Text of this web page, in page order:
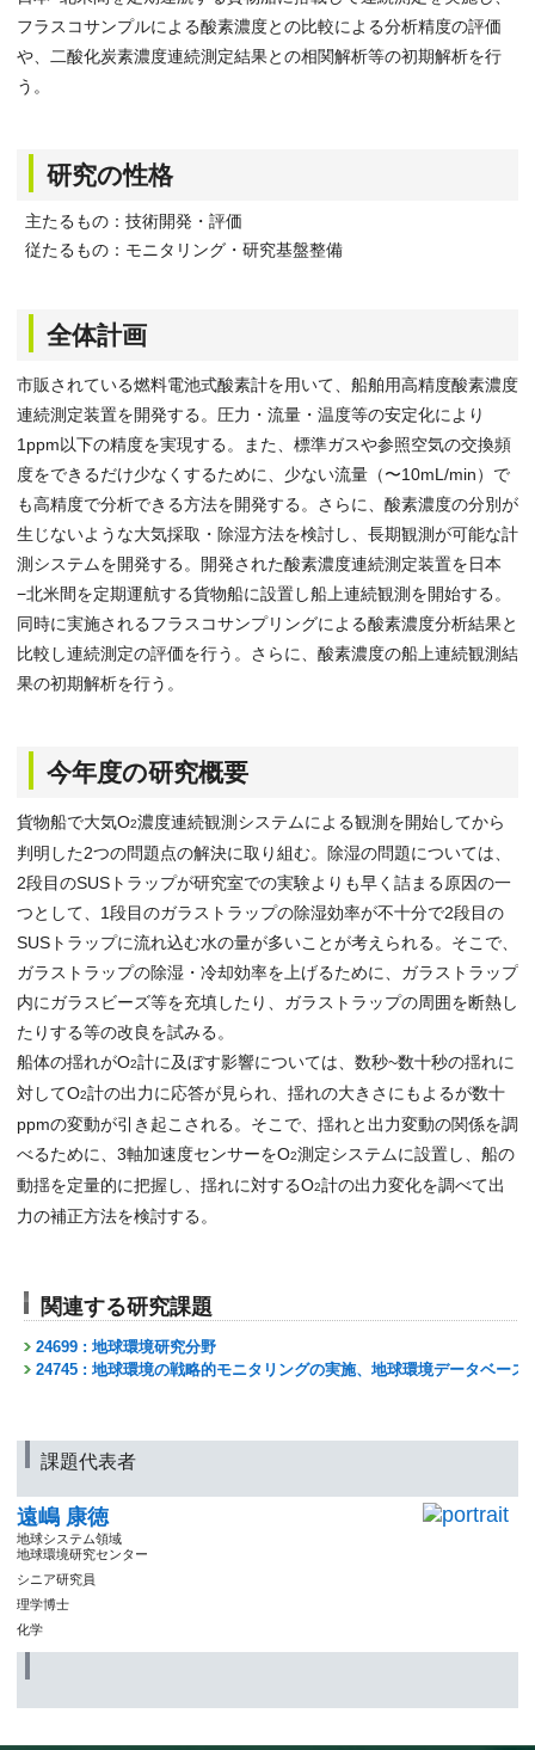
フラスコサンプルによる酸素濃度との比較による分析精度の評価
や、二酸化炭素濃度連続測定結果との相関解析等の初期解析を行
う。
研究の性格
主たるもの：技術開発・評価
従たるもの：モニタリング・研究基盤整備
全体計画
市販されている燃料電池式酸素計を用いて、船舶用高精度酸素濃度
連続測定装置を開発する。圧力・流量・温度等の安定化により
1ppm以下の精度を実現する。また、標準ガスや参照空気の交換頻
度をできるだけ少なくするために、少ない流量（〜10mL/min）で
も高精度で分析できる方法を開発する。さらに、酸素濃度の分別が
生じないような大気採取・除湿方法を検討し、長期観測が可能な計
測システムを開発する。開発された酸素濃度連続測定装置を日本
−北米間を定期運航する貨物船に設置し船上連続観測を開始する。
同時に実施されるフラスコサンプリングによる酸素濃度分析結果と
比較し連続測定の評価を行う。さらに、酸素濃度の船上連続観測結
果の初期解析を行う。
今年度の研究概要
貨物船で大気O2濃度連続観測システムによる観測を開始してから
判明した2つの問題点の解決に取り組む。除湿の問題については、
2段目のSUSトラップが研究室での実験よりも早く詰まる原因の一
つとして、1段目のガラストラップの除湿効率が不十分で2段目の
SUSトラップに流れ込む水の量が多いことが考えられる。そこで、
ガラストラップの除湿・冷却効率を上げるために、ガラストラップ
内にガラスビーズ等を充填したり、ガラストラップの周囲を断熱し
たりする等の改良を試みる。
船体の揺れがO2計に及ぼす影響については、数秒~数十秒の揺れに
対してO2計の出力に応答が見られ、揺れの大きさにもよるが数十
ppmの変動が引き起こされる。そこで、揺れと出力変動の関係を調
べるために、3軸加速度センサーをO2測定システムに設置し、船の
動揺を定量的に把握し、揺れに対するO2計の出力変化を調べて出
力の補正方法を検討する。
関連する研究課題
24699 : 地球環境研究分野
24745 : 地球環境の戦略的モニタリングの実施、地球環境データベース
課題代表者
遠嶋 康徳
地球システム領域
地球環境研究センター
シニア研究員
理学博士
化学